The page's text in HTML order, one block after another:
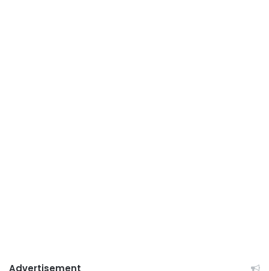
Advertisement